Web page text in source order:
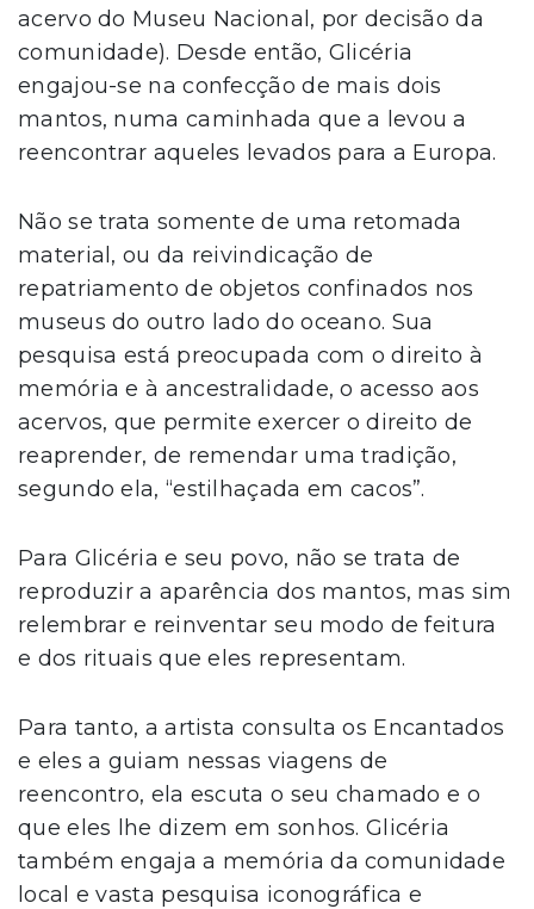
acervo do Museu Nacional, por decisão da
comunidade). Desde então, Glicéria
engajou-se na confecção de mais dois
mantos, numa caminhada que a levou a
reencontrar aqueles levados para a Europa.
Não se trata somente de uma retomada
material, ou da reivindicação de
repatriamento de objetos confinados nos
museus do outro lado do oceano. Sua
pesquisa está preocupada com o direito à
memória e à ancestralidade, o acesso aos
acervos, que permite exercer o direito de
reaprender, de remendar uma tradição,
segundo ela, “estilhaçada em cacos”.
Para Glicéria e seu povo, não se trata de
reproduzir a aparência dos mantos, mas sim
relembrar e reinventar seu modo de feitura
e dos rituais que eles representam.
Para tanto, a artista consulta os Encantados
e eles a guiam nessas viagens de
reencontro, ela escuta o seu chamado e o
que eles lhe dizem em sonhos. Glicéria
também engaja a memória da comunidade
local e vasta pesquisa iconográfica e